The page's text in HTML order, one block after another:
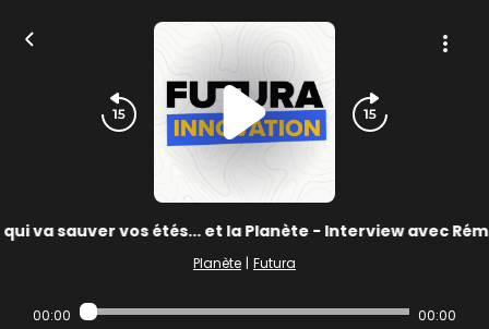
va sauver vos étés... et la Planète - Interview avec
Planète | Futura
00:00 00:00